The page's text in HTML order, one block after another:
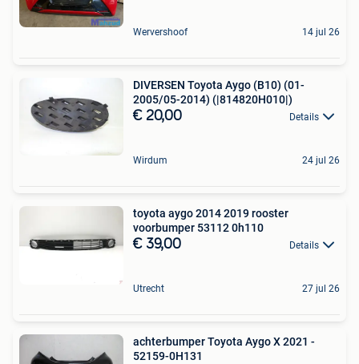
Wervershoof 14 jul 26
DIVERSEN Toyota Aygo (B10) (01-
2005/05-2014) (|814820H010|)
€ 20,00 Details
Wirdum 24 jul 26
toyota aygo 2014 2019 rooster
voorbumper 53112 0h110
€ 39,00 Details
Utrecht 27 jul 26
achterbumper Toyota Aygo X 2021 -
52159-0H131